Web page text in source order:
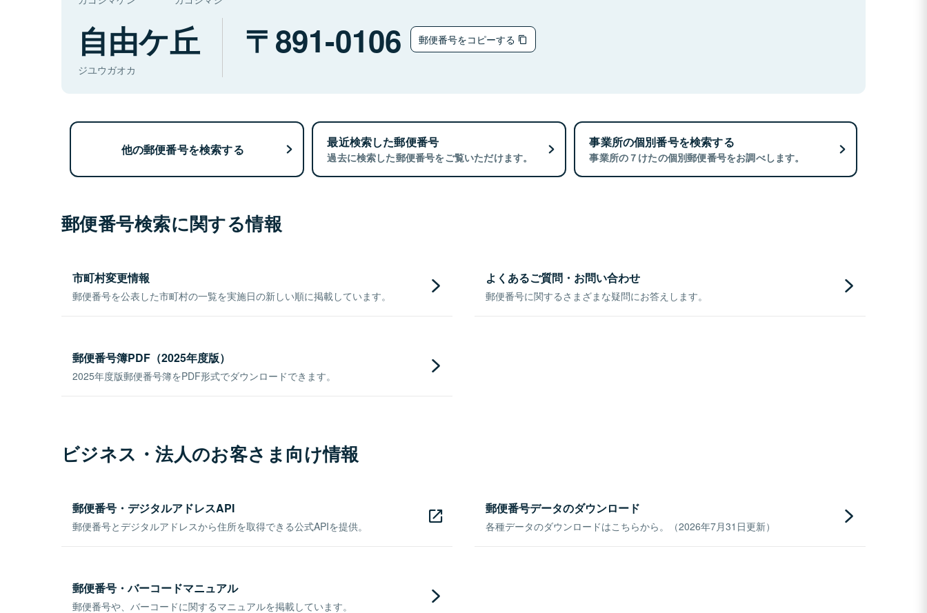
自由ケ丘
ジユウガオカ
891-0106 郵便番号をコピーする
他の郵便番号を検索する 最近検索した郵便番号
過去に検索した郵便番号をご覧いただけます。
事業所の個別番号を検索する
事業所の７けたの個別郵便番号をお調べします。
郵便番号検索に関する情報
市町村変更情報
郵便番号を公表した市町村の一覧を実施日の新しい順に掲載しています。
よくあるご質問・お問い合わせ
郵便番号に関するさまざまな疑問にお答えします。
郵便番号簿PDF（2025年度版）
2025年度版郵便番号簿をPDF形式でダウンロードできます。
ビジネス・法人のお客さま向け情報
郵便番号・デジタルアドレスAPI
郵便番号とデジタルアドレスから住所を取得できる公式APIを提供。
郵便番号データのダウンロード
各種データのダウンロードはこちらから。（2026年7月31日更新）
郵便番号・バーコードマニュアル
郵便番号や、バーコードに関するマニュアルを掲載しています。